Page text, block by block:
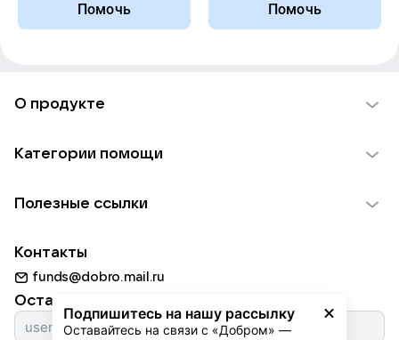
Помочь
Помочь
Подпишитесь на нашу рассылку
Оставайтесь на связи с «Добром» —
О продукте
Использование материалов
Для НКО
Партнерам
Категории помощи
Пожилым
Животным
Природе
Культуре
Полезные ссылки
Добрый день
Истории
Контакты
funds@dobro.mail.ru
Оставайтесь с нами